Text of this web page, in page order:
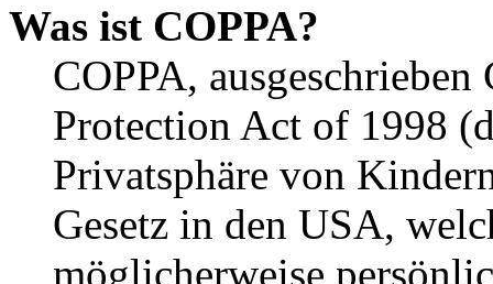
Was ist COPPA?
COPPA,
Protection Act of 1998
Privatsphäre von
Gesetz in den USA,
möglicherweise